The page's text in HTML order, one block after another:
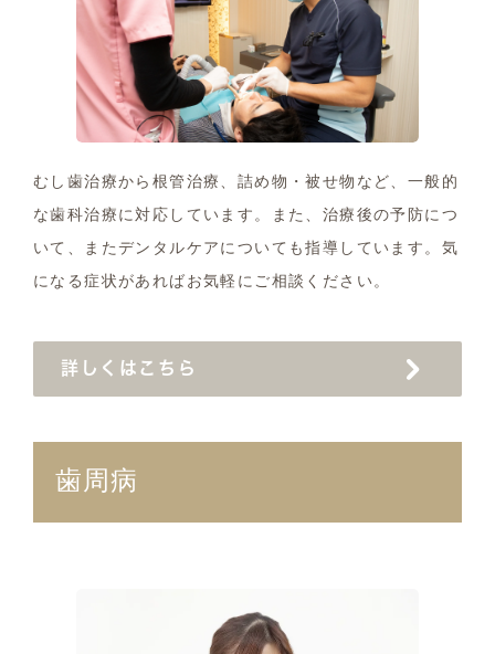
むし歯治療から根管治療、詰め物・被せ物など、一般的
な歯科治療に対応しています。また、治療後の予防につ
いて、またデンタルケアについても指導しています。気
になる症状があればお気軽にご相談ください。
詳しくはこちら
歯周病